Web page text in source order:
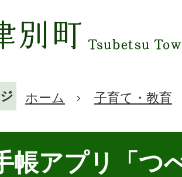
ホーム 子育て・教育
帳アプリ「つ